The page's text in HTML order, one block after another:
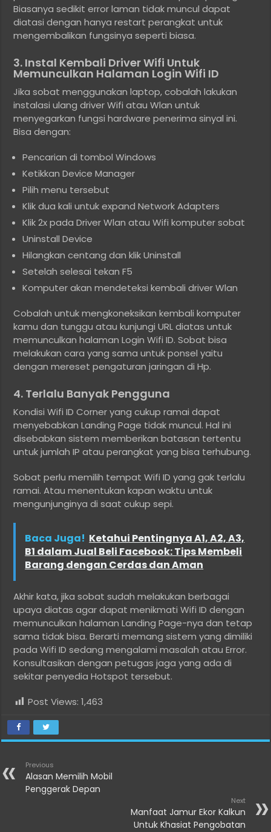
Biasanya sedikit error laman tidak muncul dapat
diatasi dengan hanya restart perangkat untuk
mengembalikan fungsinya seperti biasa.
3. Instal Kembali Driver Wifi Untuk
Memunculkan Halaman Login Wifi ID
Jika sobat menggunakan laptop, cobalah lakukan
instalasi ulang driver Wifi atau Wlan untuk
menyegarkan fungsi hardware penerima sinyal ini.
Bisa dengan:
Pencarian di tombol Windows
Ketikkan Device Manager
Pilih menu tersebut
Klik dua kali untuk expand Network Adapters
Klik 2x pada Driver Wlan atau Wifi komputer sobat
Uninstall Device
Hilangkan centang dan klik Uninstall
Setelah selesai tekan F5
Komputer akan mendeteksi kembali driver Wlan
Cobalah untuk mengkoneksikan kembali komputer
kamu dan tunggu atau kunjungi URL diatas untuk
memunculkan halaman Login Wifi ID. Sobat bisa
melakukan cara yang sama untuk ponsel yaitu
dengan mereset pengaturan jaringan di Hp.
4. Terlalu Banyak Pengguna
Kondisi Wifi ID Corner yang cukup ramai dapat
menyebabkan Landing Page tidak muncul. Hal ini
disebabkan sistem memberikan batasan tertentu
untuk jumlah IP atau perangkat yang bisa terhubung.
Sobat perlu memilih tempat Wifi ID yang gak terlalu
ramai. Atau menentukan kapan waktu untuk
mengunjunginya di saat cukup sepi.
Baca Juga! Ketahui Pentingnya A1, A2, A3,
B1 dalam Jual Beli Facebook: Tips Membeli
Barang dengan Cerdas dan Aman
Akhir kata, jika sobat sudah melakukan berbagai
upaya diatas agar dapat menikmati Wifi ID dengan
memunculkan halaman Landing Page-nya dan tetap
sama tidak bisa. Berarti memang sistem yang dimiliki
pada Wifi ID sedang mengalami masalah atau Error.
Konsultasikan dengan petugas jaga yang ada di
sekitar penyedia Hotspot tersebut.
Post Views: 1,463
Previous
Alasan Memilih Mobil
Penggerak Depan
Next
Manfaat Jamur Ekor Kalkun
Untuk Khasiat Pengobatan